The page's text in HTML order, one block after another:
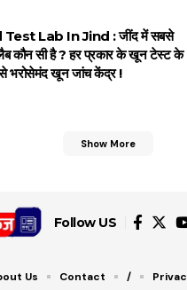
Lab In Jind : जींद में सबसे
कौन सी है ? हर प्रकार के खून टेस्ट के
भरोसेमंद खून जांच केंद्र !
Show More
Follow US
Us Contact /